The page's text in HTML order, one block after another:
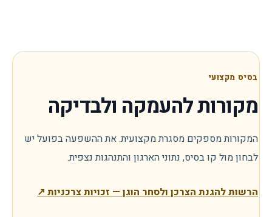
בסיס מקצועי
מקורות להעמקה ולבדיקה
המקורות מספקים מסגרת מקצועית. את ההשפעה בפועל יש
לבחון מול קו בסיס, נתוני הארגון והתנהגות נצפית.
הרשות להגנת הצרכן ולסחר הוגן — זכויות צרכניות↗